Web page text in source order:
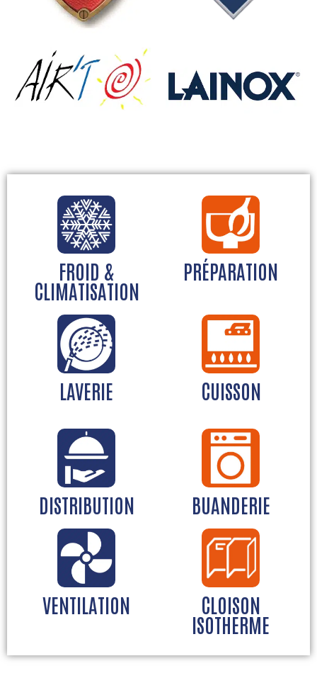
Mutigny
FROID &
CLIMATISATION
PRÉPARATION
LAVERIE CUISSON
DISTRIBUTION BUANDERIE
VENTILATION CLOISON
ISOTHERME